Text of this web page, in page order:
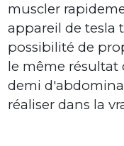
muscler
appareil de tesla
possibilité de
le même résultat
demi
réaliser dans la